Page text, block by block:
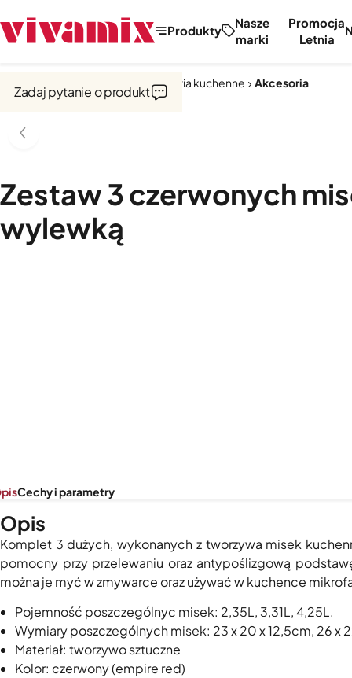
Produkty
Nasze
marki
Promocja
Letnia
Narzędzia i akcesoria kuchenne Akcesoria
Zestaw 3 czerwonych
wylewką
Zadaj pytanie o produkt
Cechy i parametry
Opis
Komplet 3 dużych, wykonanych z tworzywa misek
pomocny przy przelewaniu oraz antypoślizgową
można je myć w zmywarce oraz używać w kuchence
Pojemność poszczególnyc misek: 2,35L, 3,31L, 4,25L.
Wymiary poszczególnych misek: 23 x 20 x 12,5cm, 26 x
Materiał: tworzywo sztuczne
Kolor: czerwony (empire red)